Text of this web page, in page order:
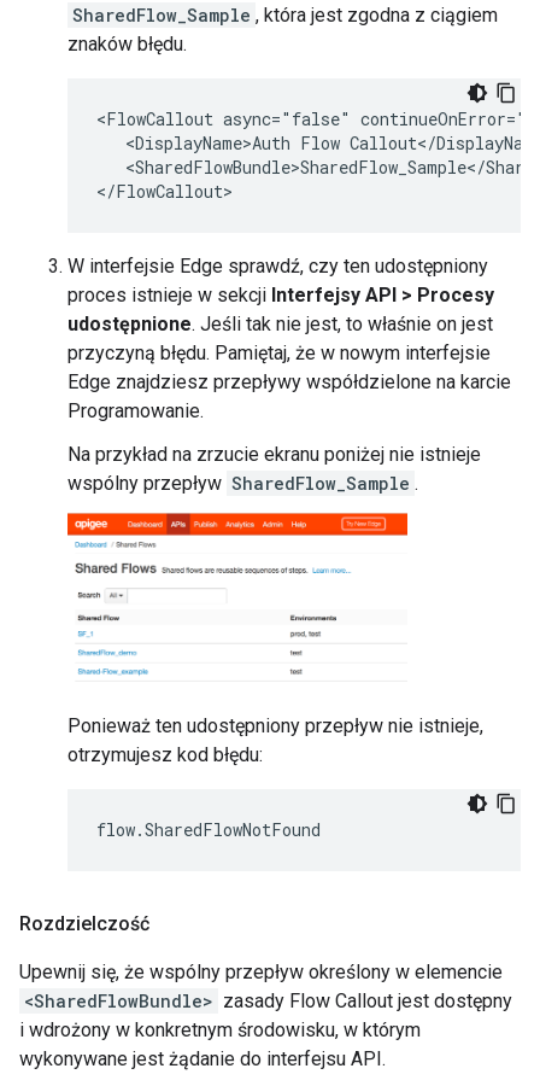
SharedFlow_Sample , która jest zgodna z ciągiem
znaków błędu.
<FlowCallout async="false"
<DisplayName>Auth Flow Callout</
<SharedFlowBundle>SharedFlow_Sample</
W interfejsie Edge sprawdź, czy ten udostępniony
proces istnieje w sekcji Interfejsy API > Procesy
udostępnione. Jeśli tak nie jest, to właśnie on jest
przyczyną błędu. Pamiętaj, że w nowym interfejsie
Edge znajdziesz przepływy współdzielone na karcie
Programowanie.
Na przykład na zrzucie ekranu poniżej nie istnieje
wspólny przepływ SharedFlow_Sample .
Ponieważ ten udostępniony przepływ nie istnieje,
otrzymujesz kod błędu:
Rozdzielczość
Upewnij się, że wspólny przepływ określony w elemencie
<SharedFlowBundle> zasady Flow Callout jest dostępny
i wdrożony w konkretnym środowisku, w którym
wykonywane jest żądanie do interfejsu API.